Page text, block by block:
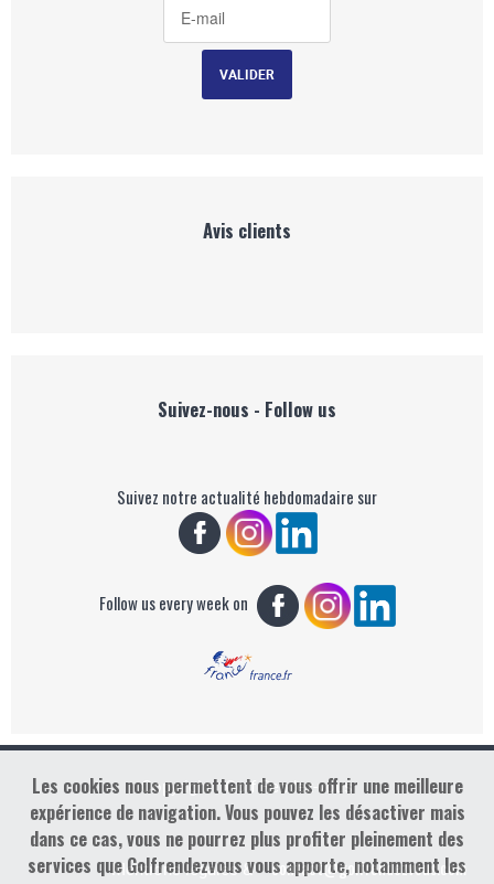
Avis clients
Suivez-nous - Follow us
Suivez notre actualité hebdomadaire sur
Follow us every week on
Copyright : Golf Rendez-vous
Mentions légales & contact@golfrendezvous.com
Les cookies nous permettent de vous offrir une meilleure
expérience de navigation. Vous pouvez les désactiver mais
dans ce cas, vous ne pourrez plus profiter pleinement des
services que Golfrendezvous vous apporte, notamment les